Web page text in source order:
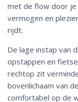
met de flow door
vermogen en
rijdt.
De lage instap van
opstappen en
rechtop zit
bovenlichaam van
comfortabel op de